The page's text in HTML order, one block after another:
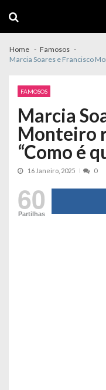
navigation
content
Home
Famosos
Marcia Soares e Francisco
FAMOSOS
Marcia
Monteiro
“Como é
16 Janeiro, 2025 0
60
Partilhas